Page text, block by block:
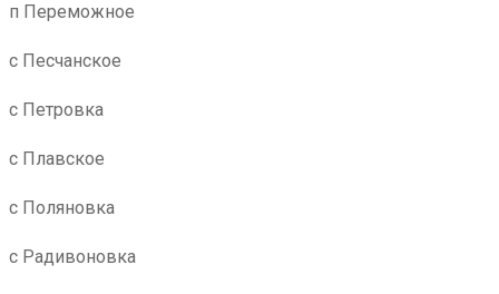
п Переможное
с Песчанское
с Петровка
с Плавское
с Поляновка
с Радивоновка